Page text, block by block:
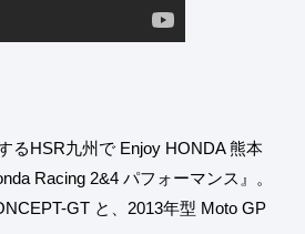
るHSR九州で Enjoy HONDA 熊本
Racing 2&4 パフォーマンス』。
GT と、2013年型 Moto GP